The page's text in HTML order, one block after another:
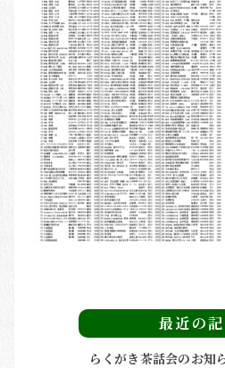
その他
OTHERS
最近の
らくがき茶話会のお知